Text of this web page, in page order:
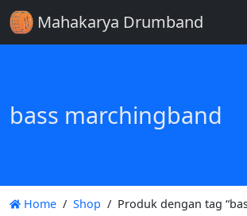
Mahakarya Drumband
bass marchingband
Home Shop Produk dengan tag